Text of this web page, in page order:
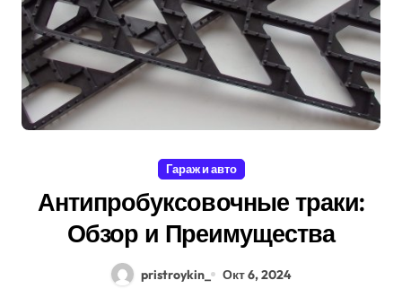
Гараж и авто
Антипробуксовочные траки:
Обзор и Преимущества
pristroykin_ Окт 6, 2024